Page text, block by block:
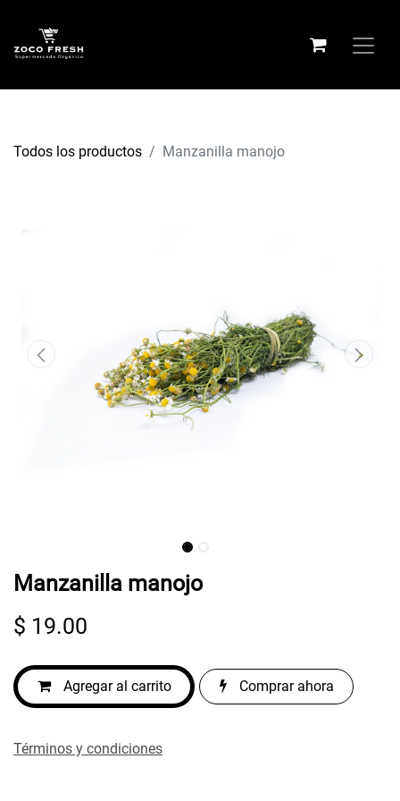
Todos los productos Manzanilla manojo
Manzanilla manojo
$ 19.00
Agregar al carrito Comprar ahora
Términos y condiciones